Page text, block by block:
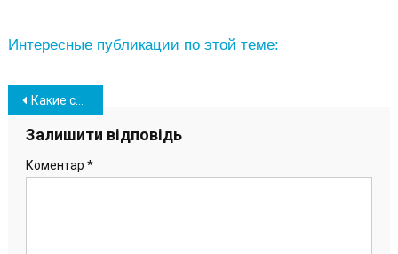
Интересные публикации по этой теме:
Навігація
записів
Какие спектакли ждать в Южном после ослабления карантина: афиша мероприятий
Залишити відповідь
Коментар *